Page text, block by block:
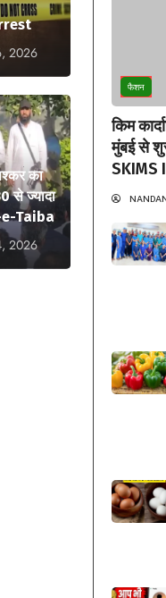
2026
का
से ज्यादा
e-Taiba
2026
फैशन
किम
मुंबई से
SKIMS